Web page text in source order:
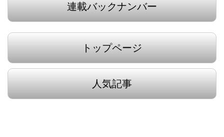
連載バックナンバー
トップページ
人気記事